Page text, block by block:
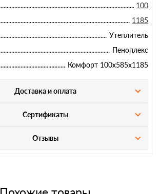
100
1185
Утеплитель
Пеноплекс
Комфорт 100х585х1185
Доставка и оплата
Сертификаты
Отзывы